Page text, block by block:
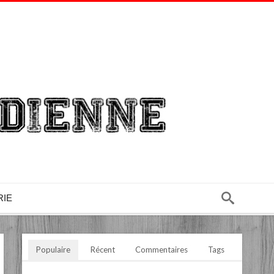
Populaire Récent Commentaires Tags